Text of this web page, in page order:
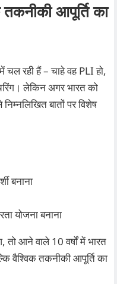
आपूर्ति का
चल रही हैं – चाहे वह PLI हो,
लेकिन अगर भारत को
बातों पर विशेष
बनाना
योजना बनाना
तो आने वाले 10 वर्षों में भारत
वैश्विक तकनीकी आपूर्ति का